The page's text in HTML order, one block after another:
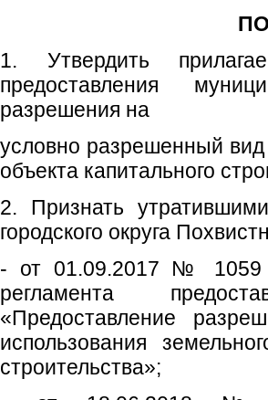
1. Утвердить
предоставления
разрешения на
условно разрешенный вид
объекта капитального
2. Признать
городского округа
- от 01.09.2017 № 1059
регламента
«Предоставление
использования
строительства»;